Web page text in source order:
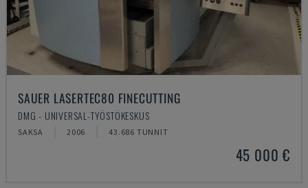
SAUER LASERTEC80 FINECUTTING
DMG - UNIVERSAL-TYÖSTÖKESKUS
SAKSA 2006 43.686 TUNNIT
45 000 €